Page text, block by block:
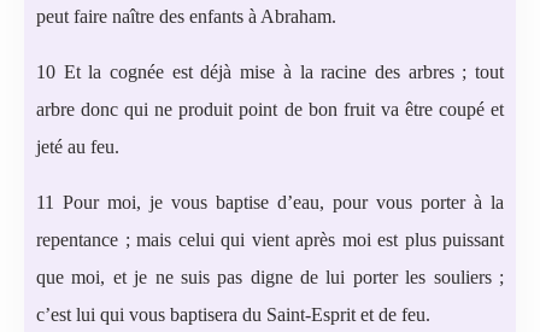
peut faire naître des enfants à Abraham.
10 Et la cognée est déjà mise à la racine des arbres ; tout
arbre donc qui ne produit point de bon fruit va être coupé et
jeté au feu.
11 Pour moi, je vous baptise d’eau, pour vous porter à la
repentance ; mais celui qui vient après moi est plus puissant
que moi, et je ne suis pas digne de lui porter les souliers ;
c’est lui qui vous baptisera du Saint-Esprit et de feu.